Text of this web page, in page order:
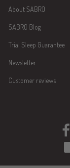
About SABRO
SABRO Blog
Trial Sleep Guarantee
Newsletter
Customer reviews